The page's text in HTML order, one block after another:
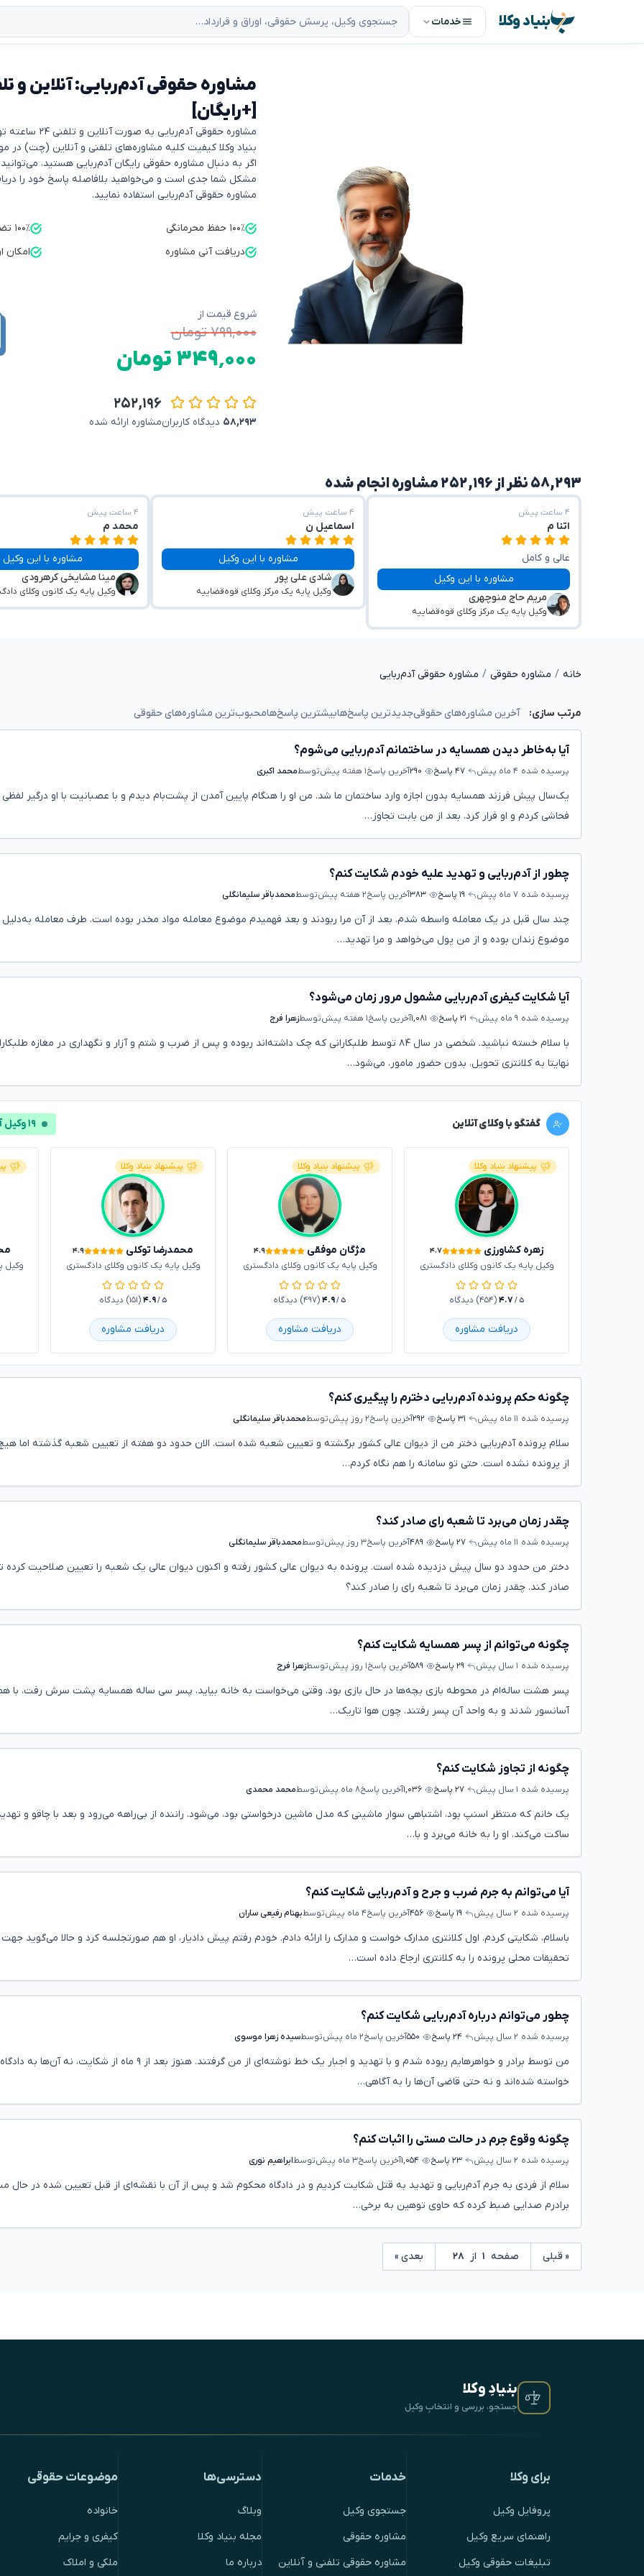
بنیاد وکلا خدمات
[+رایگان]
مشاوره حقوقی آدم‌ربایی به صورت آنلاین و تلفنی ۲۴ ساعته توسط بنیاد وکلا ارائه می‌شود.
بنیاد وکلا کیفیت کلیه مشاوره‌های تلفنی و آنلاین (چت) در مورد آدم‌ربایی را
اگر به دنبال مشاوره حقوقی رایگان آدم‌ربایی هستید،
مشکل شما جدی است و می‌خواهید بلافاصله پاسخ خود را
مشاوره حقوقی آدم‌ربایی استفاده نمایید.
۱۰۰٪ حفظ محرمانگی
۱۰۰٪ تضمین کیفیت
دریافت آنی مشاوره
امکان
شروع قیمت از
۷۹۹٬۰۰۰ تومان
۳۴۹٬۰۰۰ تومان
۵۸,۲۹۳ دیدگاه کاربران
۲۵۲,۱۹۶
مشاوره ارائه شده
۵۸,۲۹۳ نظر از ۲۵۲,۱۹۶ مشاوره انجام شده
۴ ساعت پیش
اتنا م
عالی و کامل
مشاوره با این وکیل
مریم حاج منوچهری
وکیل پایه یک مرکز وکلای قوه‌قضاییه
۴ ساعت پیش
اسماعیل ن
مشاوره با این وکیل
شادی علی پور
وکیل پایه یک مرکز وکلای قوه‌قضاییه
۴ ساعت پیش
محمد م
مشاوره با این وکیل
مینا مشایخی کرهرودی
وکیل پایه یک کانون وکلای
خانه مشاوره حقوقی مشاوره حقوقی آدم‌ربایی
مرتب سازی: آخرین مشاوره‌های حقوقیجدیدترین پاسخ‌هابیشترین پاسخ‌هامحبوب‌ترین مشاوره‌های حقوقی
آیا به‌خاطر دیدن همسایه در ساختمانم آدم‌ربایی می‌شوم؟
پرسیده شده ۴ ماه پیش ۴۷ پاسخ ۲۹۰آخرین پاسخ۱ هفته پیش توسطمحمد اکبری
یک‌سال پیش فرزند همسایه بدون اجازه وارد ساختمان ما شد. من او را هنگام پایین آمدن از پشت‌بام دیدم و با عصبانیت با او درگیر
فحاشی کردم و او فرار کرد. بعد از من بابت تجاوز…
چطور از آدم‌ربایی و تهدید علیه خودم شکایت کنم؟
پرسیده شده ۷ ماه پیش ۱۹ پاسخ ۳۸۳آخرین پاسخ۲ هفته پیش توسطمحمدباقر سلیمانگلی
چند سال قبل در یک معامله واسطه شدم. بعد از آن مرا ربودند و بعد فهمیدم موضوع معامله مواد مخدر بوده است. طرف معامله
موضوع زندان بوده و از من پول می‌خواهد و مرا تهدید…
آیا شکایت کیفری آدم‌ربایی مشمول مرور زمان می‌شود؟
پرسیده شده ۹ ماه پیش ۲۱ پاسخ ۱,۰۸۱آخرین پاسخ۱ هفته پیش توسطزهرا فرج
با سلام خسته نباشید. شخصی در سال ۸۴ توسط طلبکارانی که چک داشته‌اند ربوده و پس از ضرب و شتم و آزار و نگهداری در مغازه
نهایتا به کلانتری تحویل، بدون حضور مامور، می‌شود…
گفتگو با وکلای آنلاین ۱۹ وکیل آنلاین
پیشنهاد بنیاد وکلا
زهره کشاورزی ۴.۷
وکیل پایه یک کانون وکلای دادگستری
۴.۷ / ۵ (۴۵۴) دیدگاه
دریافت مشاوره
پیشنهاد بنیاد وکلا
مژگان موفقی ۴.۹
وکیل پایه یک کانون وکلای دادگستری
۴.۹/ ۵ (۴۹۷) دیدگاه
دریافت مشاوره
پیشنهاد بنیاد وکلا
محمدرضا توکلی ۴.۹
وکیل پایه یک کانون وکلای دادگستری
۴.۹/ ۵ (۱۵۱) دیدگاه
دریافت مشاوره
وکیل
چگونه حکم پرونده آدم‌ربایی دخترم را پیگیری کنم؟
پرسیده شده ۱۱ ماه پیش ۳۱ پاسخ ۲۹۲آخرین پاسخ۲ روز پیش توسطمحمدباقر سلیمانگلی
سلام پرونده آدم‌ربایی دختر من از دیوان عالی کشور برگشته و تعیین شعبه شده است. الان حدود دو هفته از تعیین شعبه گذشته اما
از پرونده نشده است. حتی تو سامانه را هم نگاه کردم…
چقدر زمان می‌برد تا شعبه رای صادر کند؟
پرسیده شده ۱۱ ماه پیش ۲۷ پاسخ ۴۸۹آخرین پاسخ۳ روز پیش توسطمحمدباقر سلیمانگلی
دختر من حدود دو سال پیش دزدیده شده است. پرونده به دیوان عالی کشور رفته و اکنون دیوان عالی یک شعبه را تعیین صلاحیت کرده
صادر کند. چقدر زمان می‌برد تا شعبه رای را صادر کند؟
چگونه می‌توانم از پسر همسایه شکایت کنم؟
پرسیده شده ۱ سال پیش ۲۹ پاسخ ۵۸۹آخرین پاسخ۱ روز پیش توسطزهرا فرج
پسر هشت ساله‌ام در محوطه بازی بچه‌ها در حال بازی بود. وقتی می‌خواست به خانه بیاید، پسر سی ساله همسایه پشت سرش رفت، با
آسانسور شدند و به واحد آن پسر رفتند. چون هوا تاریک…
چگونه از تجاوز شکایت کنم؟
پرسیده شده ۱ سال پیش ۲۷ پاسخ ۱,۰۳۶آخرین پاسخ۸ ماه پیش توسطمحمد محمدی
یک خانم که منتظر اسنپ بود، اشتباهی سوار ماشینی که مدل ماشین درخواستی بود، می‌شود. راننده از بی‌راهه می‌رود و بعد با چاقو و
ساکت می‌کند. او را به خانه می‌برد و با…
آیا می‌توانم به جرم ضرب و جرح و آدم‌ربایی شکایت کنم؟
پرسیده شده ۲ سال پیش ۱۹ پاسخ ۴۵۶آخرین پاسخ۴ ماه پیش توسطبهنام رفیعی ساران
باسلام، شکایتی کردم. اول کلانتری مدارک خواست و مدارک را ارائه دادم. خودم رفتم پیش دادیار، او هم صورتجلسه کرد و حالا می‌گوید جهت
تحقیقات محلی پرونده را به کلانتری ارجاع داده است…
چطور می‌توانم درباره آدم‌ربایی شکایت کنم؟
پرسیده شده ۲ سال پیش ۲۴ پاسخ ۵۵۰آخرین پاسخ۲ ماه پیش توسطسیده زهرا موسوی
من توسط برادر و خواهرهایم ربوده شدم و با تهدید و اجبار یک خط نوشته‌ای از من گرفتند. هنوز بعد از ۹ ماه از شکایت، نه آن‌ها به دادگاه
خواسته شده‌اند و نه حتی قاضی آن‌ها را به آگاهی…
چگونه وقوع جرم در حالت مستی را اثبات کنم؟
پرسیده شده ۲ سال پیش ۲۳ پاسخ ۱,۰۵۴آخرین پاسخ۳ ماه پیش توسطابراهیم نوری
سلام از فردی به جرم آدم‌ربایی و تهدید به قتل شکایت کردیم و در دادگاه محکوم شد و پس از آن با نقشه‌ای از قبل تعیین شده در حال
برادرم صدایی ضبط کرده که حاوی توهین به برخی…
« قبلی صفحه ۱ از ۲۸ بعدی »
بنیادِ وکلا
جستجو، بررسی و انتخابِ وکیل
برای وکلا
پروفایل وکیل
راهنمای سریع وکیل
تبلیغات حقوقی وکیل
خدمات
جستجوی وکیل
مشاوره حقوقی
مشاوره حقوقی تلفنی و آنلاین
دسترسی‌ها
وبلاگ
مجله بنیاد وکلا
درباره ما
موضوعات حقوقی
خانواده
کیفری و جرایم
ملکی و املاک